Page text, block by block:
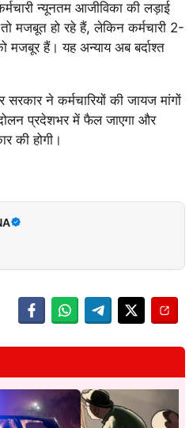
न्यूनतम आजीविका की लड़ाई
मजबूत हो रहे हैं, लेकिन कर्मचारी 2-
मजबूर हैं। यह अन्याय अब बर्दाश्त
ने कर्मचारियों की जायज मांगों
प्रदेशभर में फैल जाएगा और
की होगी।